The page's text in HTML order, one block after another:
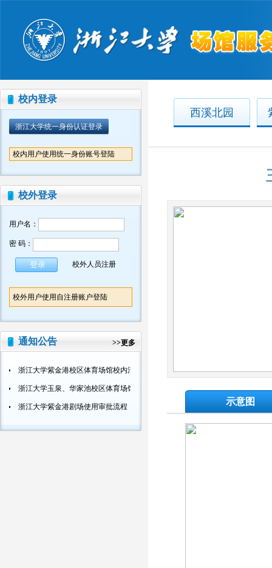
校内登录
浙江大学统一身份认证登录
校内用户使用统一身份账号登陆
校外登录
用户名：
密 码：
校外人员注册
校外用户使用自注册账户登陆
通知公告 >>更多
浙江大学紫金港校区体育场馆校内活动使用审批流程
浙江大学玉泉、华家池校区体育场馆校内活动使用审批流程
浙江大学紫金港剧场使用审批流程
西溪北园
示意图